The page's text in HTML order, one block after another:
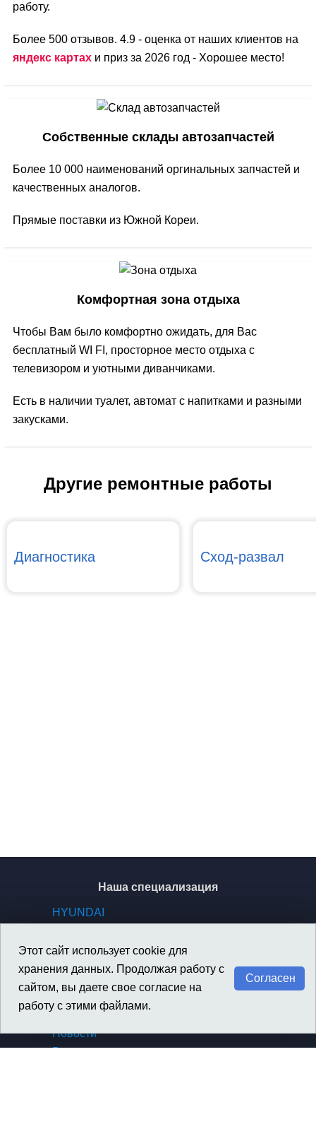
работу.
Более 500 отзывов. 4.9 - оценка от наших клиентов на
яндекс картах и приз за 2026 год - Хорошее место!
Собственные склады автозапчастей
Более 10 000 наименований оргинальных запчастей и
качественных аналогов.
Прямые поставки из Южной Кореи.
Комфортная зона отдыха
Чтобы Вам было комфортно ожидать, для Вас
бесплатный WI FI, просторное место отдыха с
телевизором и уютными диванчиками.
Есть в наличии туалет, автомат с напитками и разными
закусками.
Другие ремонтные работы
Диагностика Сход-развал
Наша специализация
HYUNDAI
GENESIS
SSANGYONG / KGM
Материалы
Новости
Вакансии
Этот сайт использует cookie для
хранения данных. Продолжая работу с
сайтом, вы даете свое согласие на
работу с этими файлами.
Согласен